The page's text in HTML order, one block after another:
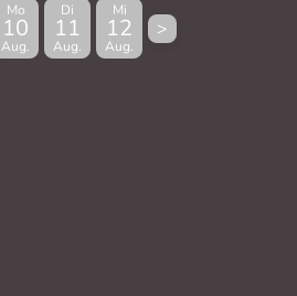
Mo
10
Aug.
Di
11
Aug.
Mi
12
Aug.
>